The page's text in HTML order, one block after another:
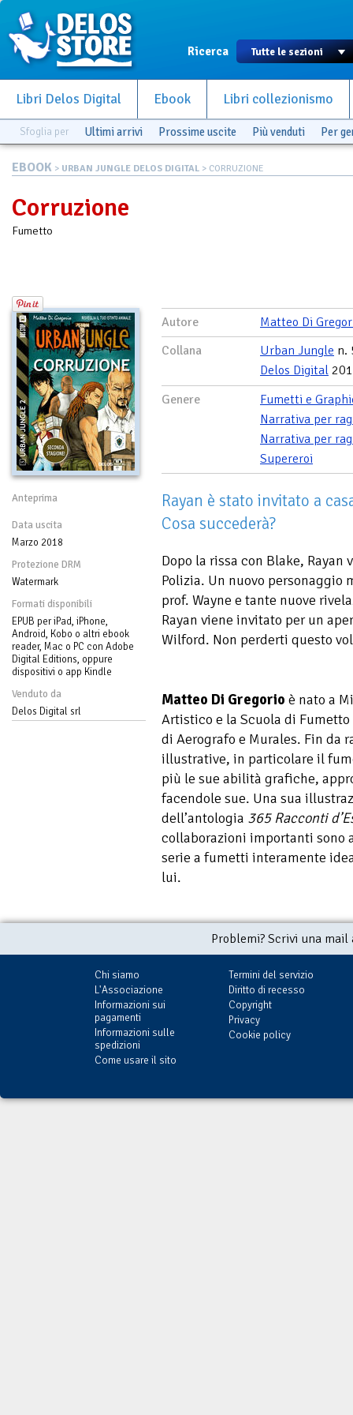
Ricerca
Libri Delos Digital Ebook Libri collezionismo
Sfoglia per Ultimi arrivi Prossime uscite Più venduti Per
EBOOK > URBAN JUNGLE DELOS DIGITAL > CORRUZIONE
Corruzione
Fumetto
Anteprima
Data uscita
Marzo 2018
Protezione DRM
Watermark
Formati disponibili
EPUB per iPad, iPhone,
Android, Kobo o altri ebook
reader, Mac o PC con Adobe
Digital Editions, oppure
dispositivi o app Kindle
Venduto da
Delos Digital srl
Autore
Matteo Di
Collana
Urban Jungle n.
Delos Digital
Genere
Fumetti e
Narrativa per
Narrativa per
Supereroi
Rayan è stato invitato a
Cosa succederà?
Dopo la rissa con Blake,
Polizia. Un nuovo personaggio
prof. Wayne e tante nuove
Rayan viene invitato per un
Wilford. Non perderti questo
Matteo Di Gregorio è nato a
Artistico e la Scuola di
di Aerografo e Murales. Fin da
illustrative, in particolare il
più le sue abilità grafiche,
facendole sue. Una sua
dell’antologia 365 Racconti
collaborazioni importanti sono
serie a fumetti interamente
lui.
Problemi? Scrivi una
Chi siamo
L'Associazione
Informazioni sui
pagamenti
Informazioni sulle
spedizioni
Come usare il sito
Termini del servizio
Diritto di recesso
Copyright
Privacy
Cookie policy